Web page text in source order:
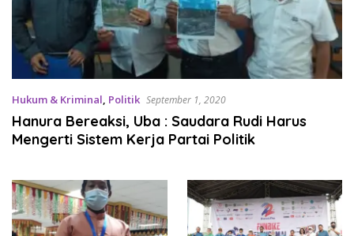
Hukum & Kriminal, Politik September 1, 2020
Hanura Bereaksi, Uba : Saudara Rudi Harus
Mengerti Sistem Kerja Partai Politik